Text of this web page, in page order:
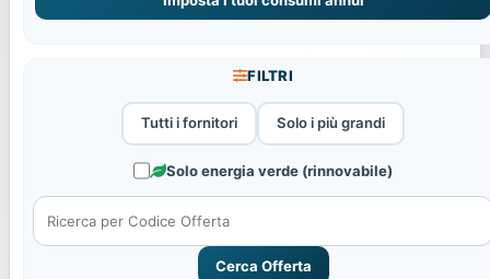
FILTRI
Tutti i fornitori Solo i più grandi
Solo energia verde (rinnovabile)
Cerca Offerta